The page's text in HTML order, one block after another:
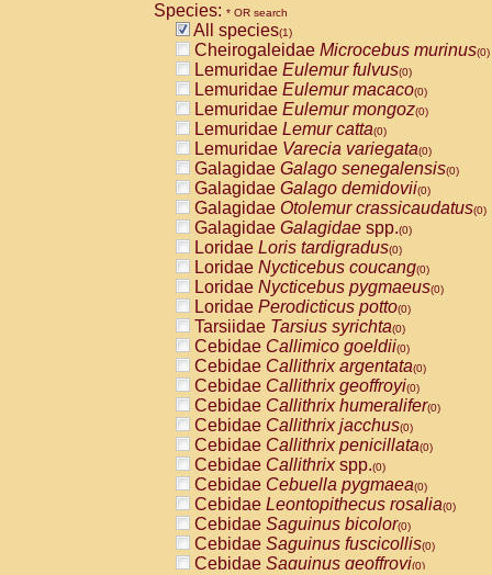
Species: * OR search
All species(1)
Cheirogaleidae Microcebus murinus(0)
Lemuridae Eulemur fulvus(0)
Lemuridae Eulemur macaco(0)
Lemuridae Eulemur mongoz(0)
Lemuridae Lemur catta(0)
Lemuridae Varecia variegata(0)
Galagidae Galago senegalensis(0)
Galagidae Galago demidovii(0)
Galagidae Otolemur crassicaudatus(0)
Galagidae Galagidae spp.(0)
Loridae Loris tardigradus(0)
Loridae Nycticebus coucang(0)
Loridae Nycticebus pygmaeus(0)
Loridae Perodicticus potto(0)
Tarsiidae Tarsius syrichta(0)
Cebidae Callimico goeldii(0)
Cebidae Callithrix argentata(0)
Cebidae Callithrix geoffroyi(0)
Cebidae Callithrix humeralifer(0)
Cebidae Callithrix jacchus(0)
Cebidae Callithrix penicillata(0)
Cebidae Callithrixspp.(0)
Cebidae Cebuella pygmaea(0)
Cebidae Leontopithecus rosalia(0)
Cebidae Saguinus bicolor(0)
Cebidae Saguinus fuscicollis(0)
Cebidae Saguinus geoffroyi(0)